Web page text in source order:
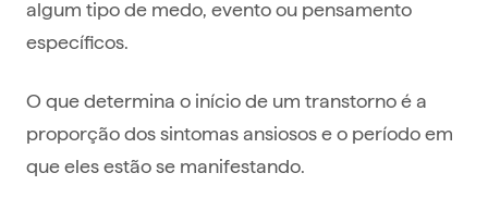
algum tipo de medo, evento ou pensamento
específicos.
O que determina o início de um transtorno é a
proporção dos sintomas ansiosos e o período em
que eles estão se manifestando.